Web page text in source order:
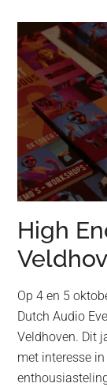
High
Op 4 en 5
Dutch Audio
Veldhoven. Dit
met interesse